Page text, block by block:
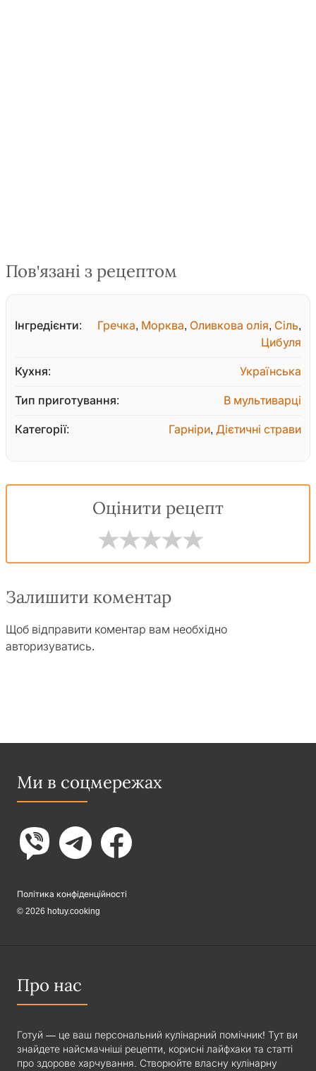
Пов'язані з рецептом
Інгредієнти: Гречка, Морква, Оливкова олія, Сіль,
Цибуля
Кухня: Українська
Тип приготування: В мультиварці
Категорії: Гарніри, Дієтичні страви
Оцінити рецепт
Залишити коментар
Щоб відправити коментар вам необхідно
авторизуватись.
Ми в соцмережах
Політика конфіденційності
© 2026 hotuy.cooking
Про нас
Готуй — це ваш персональний кулінарний помічник! Тут ви
знайдете найсмачніші рецепти, корисні лайфхаки та статті
про здорове харчування. Створюйте власну кулінарну